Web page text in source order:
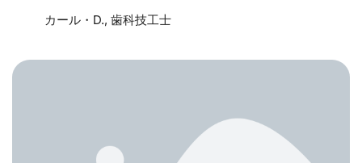
カール・D., 歯科技工士